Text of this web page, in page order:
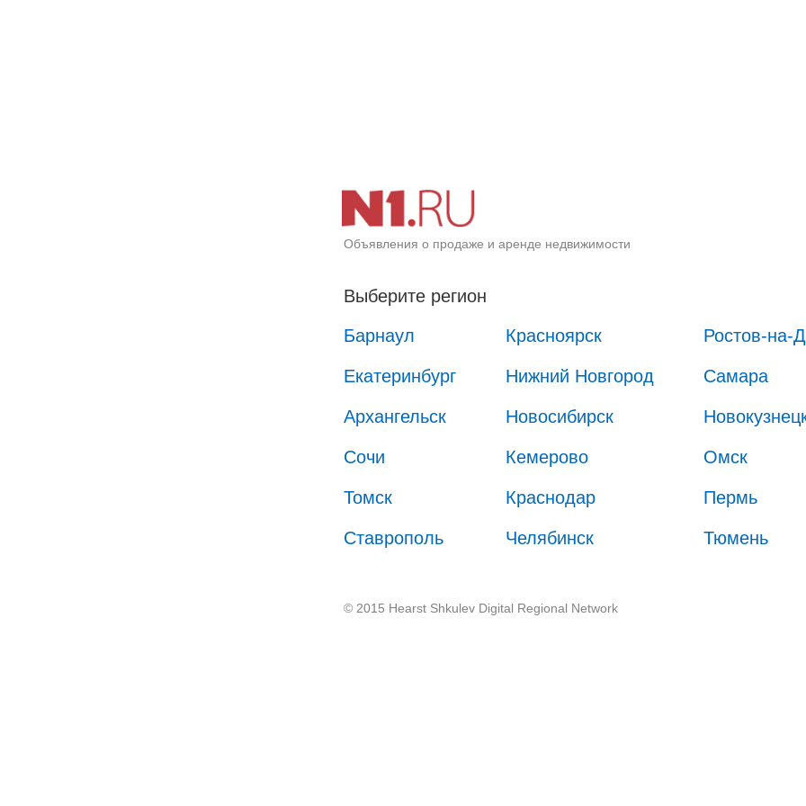
Объявления о продаже и аренде недвижимости
Выберите регион
Барнаул
Красноярск Ростов-на-
Екатеринбург Нижний Новгород Самара
Архангельск Новосибирск
Сочи Кемерово Омск
Томск Краснодар Пермь
Ставрополь Челябинск Тюмень
© 2015 Hearst Shkulev Digital Regional Network